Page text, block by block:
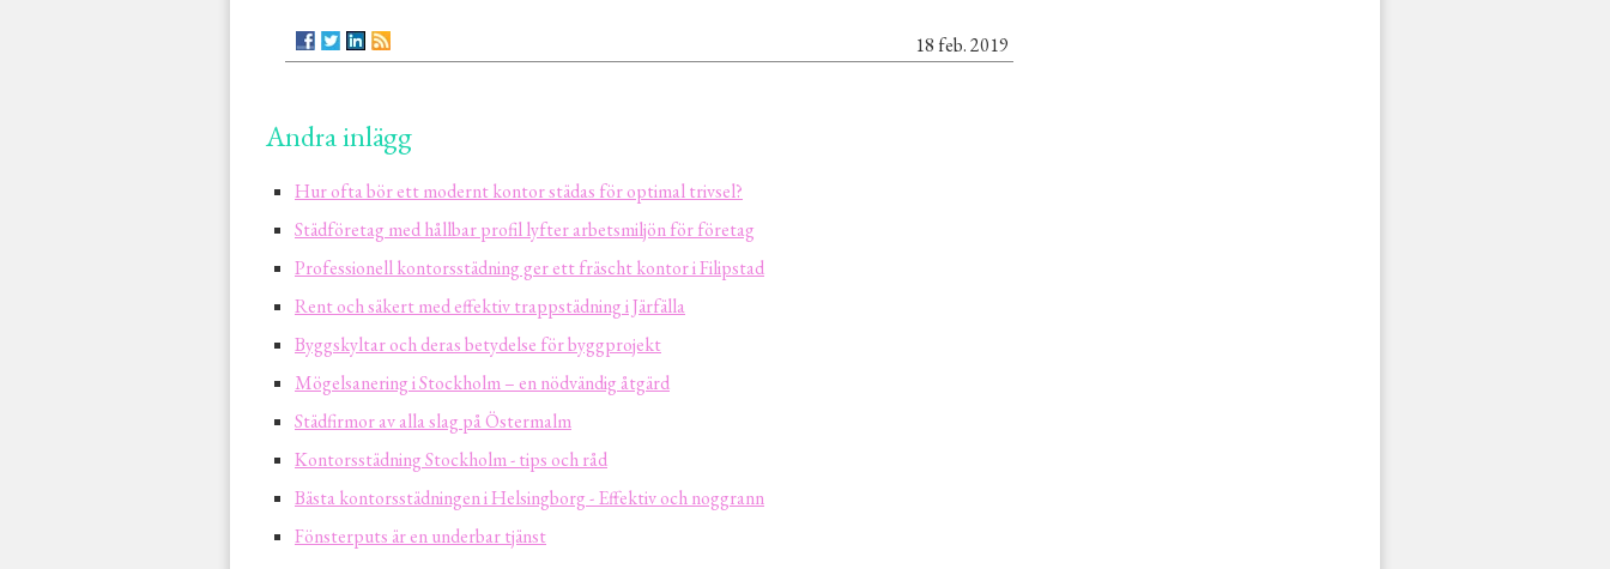
18 feb. 2019
Andra inlägg
Hur ofta bör ett modernt kontor städas för optimal trivsel?
Städföretag med hållbar profil lyfter arbetsmiljön för företag
Professionell kontorsstädning ger ett fräscht kontor i Filipstad
Rent och säkert med effektiv trappstädning i Järfälla
Byggskyltar och deras betydelse för byggprojekt
Mögelsanering i Stockholm – en nödvändig åtgärd
Städfirmor av alla slag på Östermalm
Kontorsstädning Stockholm - tips och råd
Bästa kontorsstädningen i Helsingborg - Effektiv och noggrann
Fönsterputs är en underbar tjänst